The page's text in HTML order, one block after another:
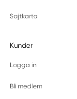
Sajtkarta
Kunder
Logga in
Bli medlem